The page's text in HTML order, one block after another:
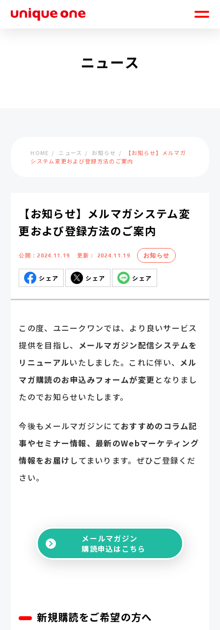
ニュース
HOME ニュース お知らせ
【お知らせ】メルマガ
システム変更および登録方法のご案内
【お知らせ】メルマガシステム変
更および登録方法のご案内
公開： 2024.11.19 更新： 2024.11.19 お知らせ
シェア シェア シェア
この度、ユニークワンでは、より良いサービス
提供を目指し、 メールマガジン配信システムを
リニューアルいたしました。これに伴い、 メル
マガ購読のお申込みフォームが変更となりまし
たのでお知らせいたします。
今後もメールマガジンにておすすめのコラム記
事やセミナー情報、最新のWebマーケティング
情報をお届け してまいります。ぜひご登録くだ
さい。
メールマガジン
購読申込はこちら
新規購読をご希望の方へ